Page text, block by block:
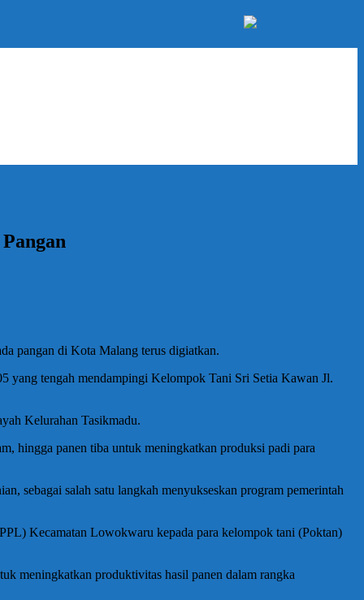
pangan di Kota Malang terus digiatkan.
yang tengah mendampingi Kelompok Tani Sri Setia Kawan Jl.
Kelurahan Tasikmadu.
hingga panen tiba untuk meningkatkan produksi padi para
sebagai salah satu langkah menyukseskan program pemerintah
Kecamatan Lowokwaru kepada para kelompok tani (Poktan)
meningkatkan produktivitas hasil panen dalam rangka